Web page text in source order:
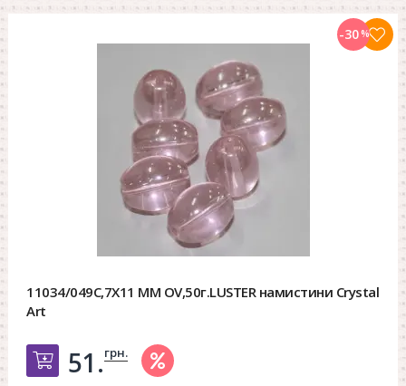
11034/049C,7X11 MM OV,50г.LUSTER намистини Crystal
Art
Добавить в корзину
51.грн.
-30%